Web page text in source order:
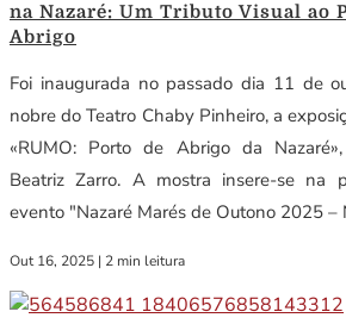
na Nazaré: Um Tributo Visual ao
Abrigo
Foi inaugurada no passado dia 11 de
nobre do Teatro Chaby Pinheiro, a
«RUMO: Porto de Abrigo da
Beatriz Zarro. A mostra insere-se na
evento "Nazaré Marés de Outono 2025 –
Out 16, 2025 | 2 min leitura